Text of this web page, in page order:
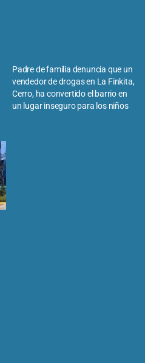
Padre de familia denuncia que un
vendedor de drogas en La Finkita,
Cerro, ha convertido el barrio en
un lugar inseguro para los niños